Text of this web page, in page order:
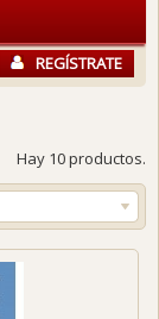
REGÍSTRATE
Hay 10 productos.